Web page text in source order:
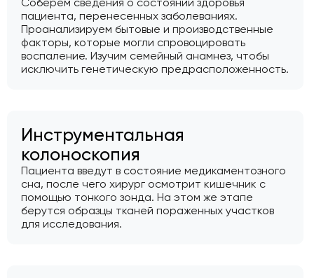
пациента, перенесенных заболеваниях.
Проанализируем бытовые и производственные
факторы, которые могли спровоцировать
воспаление. Изучим семейный анамнез, чтобы
исключить генетическую предрасположенность.
Инструментальная
колоноскопия
Пациента введут в состояние медикаментозного
сна, после чего хирург осмотрит кишечник с
помощью тонкого зонда. На этом же этапе
берутся образцы тканей пораженных участков
для исследования.